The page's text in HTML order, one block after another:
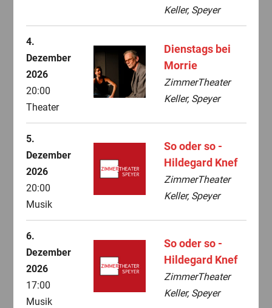
Keller, Speyer
4.
Dezember
2026
20:00
Theater
Dienstags bei
Morrie
ZimmerTheater
Keller, Speyer
5.
Dezember
2026
20:00
Musik
So oder so -
Hildegard Knef
ZimmerTheater
Keller, Speyer
6.
Dezember
2026
17:00
Musik
So oder so -
Hildegard Knef
ZimmerTheater
Keller, Speyer